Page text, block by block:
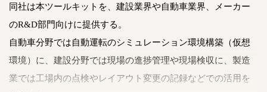
同社は本ツールキットを、建設業界や自動車業界、メーカー
のR&D部門向けに提供する。
自動車分野では自動運転のシミュレーション環境構築（仮想
環境）に、建設分野では現場の進捗管理や現場検収に、製造
業では工場内の点検やレイアウト変更の記録などでの活用を